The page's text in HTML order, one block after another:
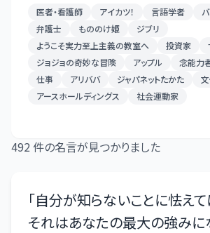
医者・看護師 アイカツ！ 言語学者
弁護士
もののけ姫
ジブリ
ようこそ実力至上主義の教室へ
投資家
ジョジョの奇妙な冒険
アップル 念能力
仕事
アリババ ジャパネットたかた
アースホールディングス
社会運動家
492 件の名言が見つかりました
「自分が知らないことに怯えて
それはあなたの最大の強みに